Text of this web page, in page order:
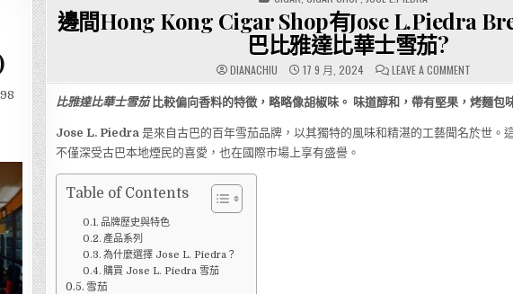
IN
邊間Hong Kong Cigar Shop有Jose L.Piedra
巴比雅達比華士雪茄?
DIANACHIU 17 9 月, 2024 LEAVE A COMMENTON
邊
HONG
KONG
SHOP
比雅達比華士雪茄 比較偏向香料的特徵，略略像胡椒味。 味道醇和，帶有堅果，烤麵包
Jose L. Piedra是來自古巴的百年雪茄品牌，以其獨特的風味和精湛的工藝聞名於世。
不僅深受古巴本地煙民的喜愛，也在國際市場上享有盛譽。
Table of Contents
品牌歷史與特色
產品系列
為什麼選擇 Jose L. Piedra？
購買 Jose L. Piedra 雪茄
雪茄